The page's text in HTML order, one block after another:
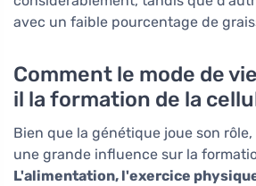
avec un faible pourcentage de
Comment le mode de
il la formation de la
Bien que la génétique joue son rôle,
une grande influence sur la
L'alimentation, l'exercice